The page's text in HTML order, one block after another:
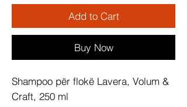
Add to Cart
Buy Now
Shampoo për flokë Lavera, Volum &
Craft, 250 ml